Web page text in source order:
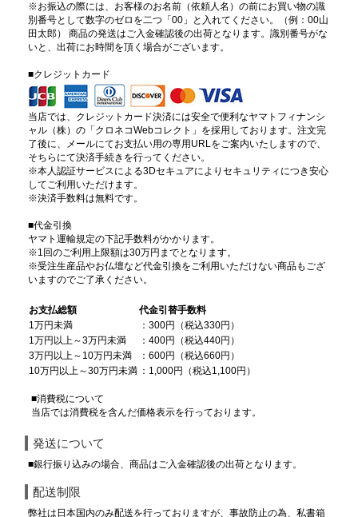
※お振込の際には、お客様のお名前（依頼人名）の前にお買い物の識
別番号として数字のゼロを二つ「00」と入れてください。（例：00山
田太郎） 商品の発送はご入金確認後の出荷となります。識別番号がな
いと、出荷にお時間を頂く場合がございます。
■クレジットカード
当店では、クレジットカード決済には安全で便利なヤマトフィナンシ
ャル（株）の「クロネコWebコレクト」を採用しております。注文完
了後に、メールにてお支払い用の専用URLをご案内いたしますので、
そちらにて決済手続きを行ってください。
※本人認証サービスによる3Dセキュアによりセキュリティにつき安心
してご利用いただけます。
※決済手数料は無料です。
■代金引換
ヤマト運輸規定の下記手数料がかかります。
※1回のご利用上限額は30万円までとなります。
※受注生産品やお仏壇など代金引換をご利用いただけない商品もござ
いますのでご了承ください。
お支払総額
代金引替手数料
1万円未満
：300円（税込330円）
1万円以上～3万円未満
：400円（税込440円）
3万円以上～10万円未満
：600円（税込660円）
10万円以上～30万円未満 ：1,000円（税込1,100円）
■消費税について
当店では消費税を含んだ価格表示を行っております。
発送について
■銀行振り込みの場合、商品はご入金確認後の出荷となります。
配送制限
弊社は日本国内のみ配送を行っておりますが、事故防止の為、私書箱